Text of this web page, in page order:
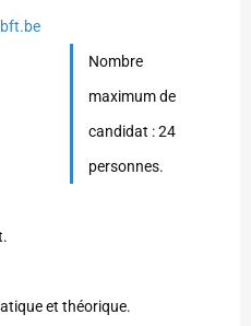
Nombre
maximum de
candidat : 24
personnes.
et théorique.